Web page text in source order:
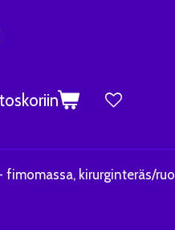
fimomassa, kirurginteräs/